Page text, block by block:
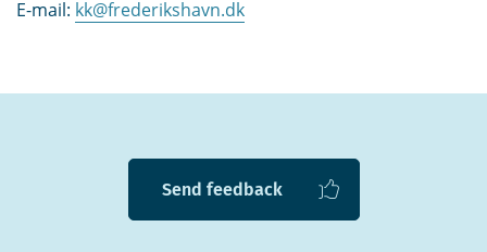
E-mail: kk@frederikshavn.dk
Send feedback